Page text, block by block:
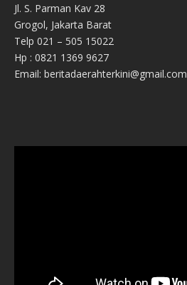
Jl. S. Parman Kav 28
Grogol, Jakarta Barat
Telp 021 – 505 15022
Hp : 0821 1369 9627
Email: beritadaerahterkini@gmail.com